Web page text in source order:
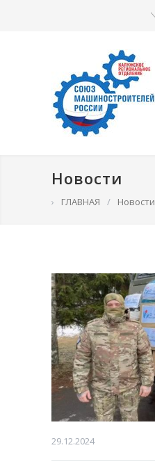
Новости
› ГЛАВНАЯ / Новости
29.12.2024